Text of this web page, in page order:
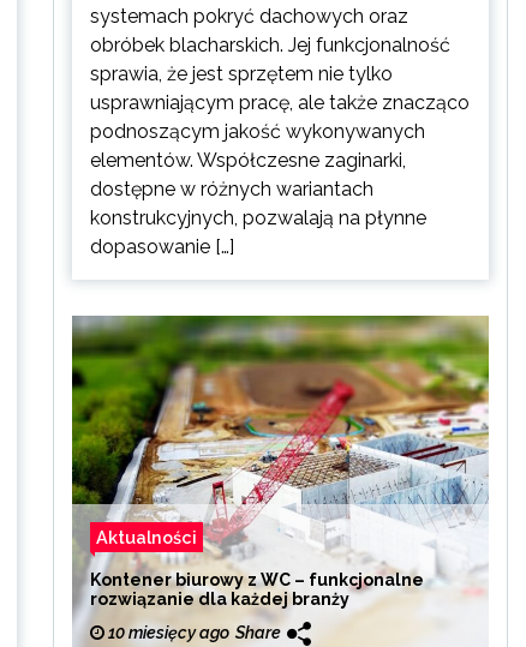
systemach pokryć dachowych oraz
obróbek blacharskich. Jej funkcjonalność
sprawia, że jest sprzętem nie tylko
usprawniającym pracę, ale także znacząco
podnoszącym jakość wykonywanych
elementów. Współczesne zaginarki,
dostępne w różnych wariantach
konstrukcyjnych, pozwalają na płynne
dopasowanie […]
Aktualności
Kontener biurowy z WC – funkcjonalne
rozwiązanie dla każdej branży
10 miesięcy ago Share